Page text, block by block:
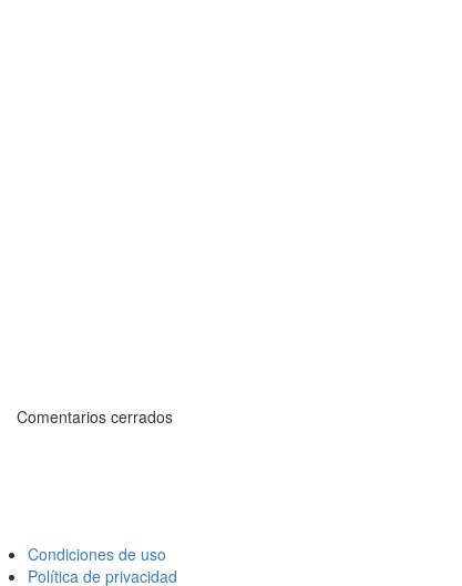
Comentarios cerrados
Condiciones de uso
Política de privacidad